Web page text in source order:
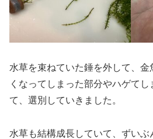
水草を束ねていた錘を外して、
くなってしまった部分やハゲて
て、選別していきました。
水草も結構成長していて、ずい